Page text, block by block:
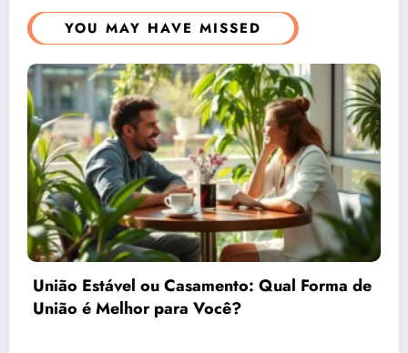
YOU MAY HAVE MISSED
de
Como o Direito do Consumidor
Segurança nas Suas Compras